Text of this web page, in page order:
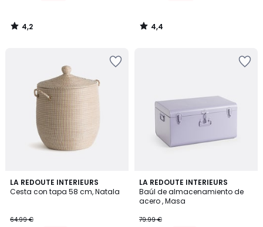
4,2
/
4,4
/
LA REDOUTE INTERIEURS
Cesta con tapa 58 cm, Natala
64.99 €
4,9
/ 5
LA REDOUTE INTERIEURS
Baúl de almacenamiento de
acero , Masa
79.99 €
4,3
/ 5
4
Colores